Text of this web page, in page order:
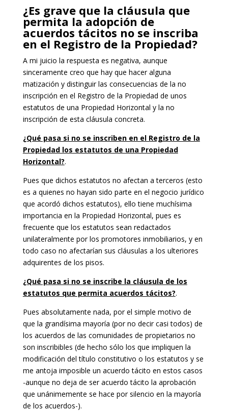
¿Es grave que la cláusula que
permita la adopción de
acuerdos tácitos no se inscriba
en el Registro de la Propiedad?
A mi juicio la respuesta es negativa, aunque
sinceramente creo que hay que hacer alguna
matización y distinguir las consecuencias de la no
inscripción en el Registro de la Propiedad de unos
estatutos de una Propiedad Horizontal y la no
inscripción de esta cláusula concreta.
¿Qué pasa si no se inscriben en el Registro de la
Propiedad los estatutos de una Propiedad
Horizontal?.
Pues que dichos estatutos no afectan a terceros (esto
es a quienes no hayan sido parte en el negocio jurídico
que acordó dichos estatutos), ello tiene muchísima
importancia en la Propiedad Horizontal, pues es
frecuente que los estatutos sean redactados
unilateralmente por los promotores inmobiliarios, y en
todo caso no afectarían sus cláusulas a los ulteriores
adquirentes de los pisos.
¿Qué pasa si no se inscribe la cláusula de los
estatutos que permita acuerdos tácitos?.
Pues absolutamente nada, por el simple motivo de
que la grandísima mayoría (por no decir casi todos) de
los acuerdos de las comunidades de propietarios no
son inscribibles (de hecho sólo los que impliquen la
modificación del título constitutivo o los estatutos y se
me antoja imposible un acuerdo tácito en estos casos
-aunque no deja de ser acuerdo tácito la aprobación
que unánimemente se hace por silencio en la mayoría
de los acuerdos-).